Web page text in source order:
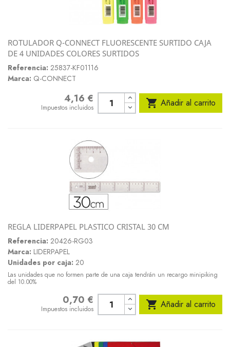
ROTULADOR Q-CONNECT FLUORESCENTE SURTIDO CAJA
DE 4 UNIDADES COLORES SURTIDOS
Referencia: 25837-KF01116
Marca: Q-CONNECT
4,16 €
Impuestos incluidos  Añadir al carrito
REGLA LIDERPAPEL PLASTICO CRISTAL 30 CM
Referencia: 20426-RG03
Marca: LIDERPAPEL
Unidades por caja: 20
Las unidades que no formen parte de una caja tendrán un recargo minipiking
del 10.00%
0,70 €
Impuestos incluidos  Añadir al carrito